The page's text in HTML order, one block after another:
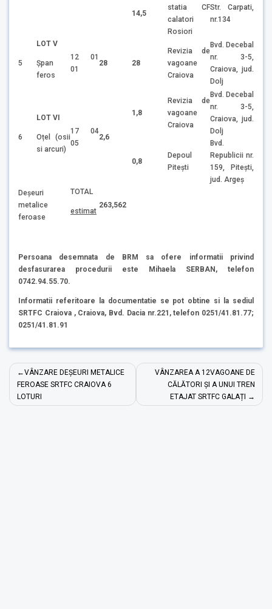
14,5
statia CF
calatori
Rosiori
Str. Carpati,
nr.134
5
LOT V
Şpan
feros
12 01
01
28 28
Revizia de
vagoane
Craiova
Bvd. Decebal
nr. 3-5,
Craiova, jud.
Dolj
6
LOT VI
Oțel (osii
si arcuri)
17 04
05
2,6
1,8
Revizia de
vagoane
Craiova
Bvd. Decebal
nr. 3-5,
Craiova, jud.
Dolj
0,8
Depoul
Piteşti
Bvd.
Republicii nr.
159, Piteşti,
jud. Argeş
Deşeuri
metalice
feroase
TOTAL
estimat
263,562
Persoana desemnata de BRM sa ofere informatii privind
desfasurarea procedurii este Mihaela SERBAN, telefon
0742.94.55.70.
Informatii referitoare la documentatie se pot obtine si la sediul
SRTFC Craiova , Craiova, Bvd. Dacia nr.221, telefon 0251/41.81.77;
0251/41.81.91
Navigare
în
articole
VÂNZARE DEȘEURI METALICE
FEROASE SRTFC CRAIOVA 6
LOTURI
VÂNZAREA A 12VAGOANE DE
CĂLĂTORI ȘI A UNUI TREN
ETAJAT SRTFC GALAȚI